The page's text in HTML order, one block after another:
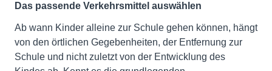
Das passende Verkehrsmittel auswählen
Ab wann Kinder alleine zur Schule gehen können, hängt
von den örtlichen Gegebenheiten, der Entfernung zur
Schule und nicht zuletzt von der Entwicklung des